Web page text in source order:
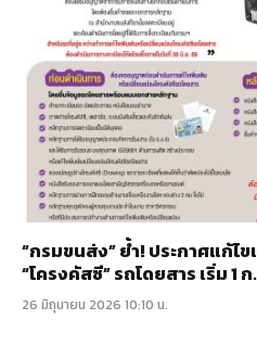
“กรมขนส่ง” ย้ำ! ประกาศแก้ไ
“โครงคัสซี” รถโดยสาร เริ่ม 1
26 มิถุนายน 2026 10:10 น.